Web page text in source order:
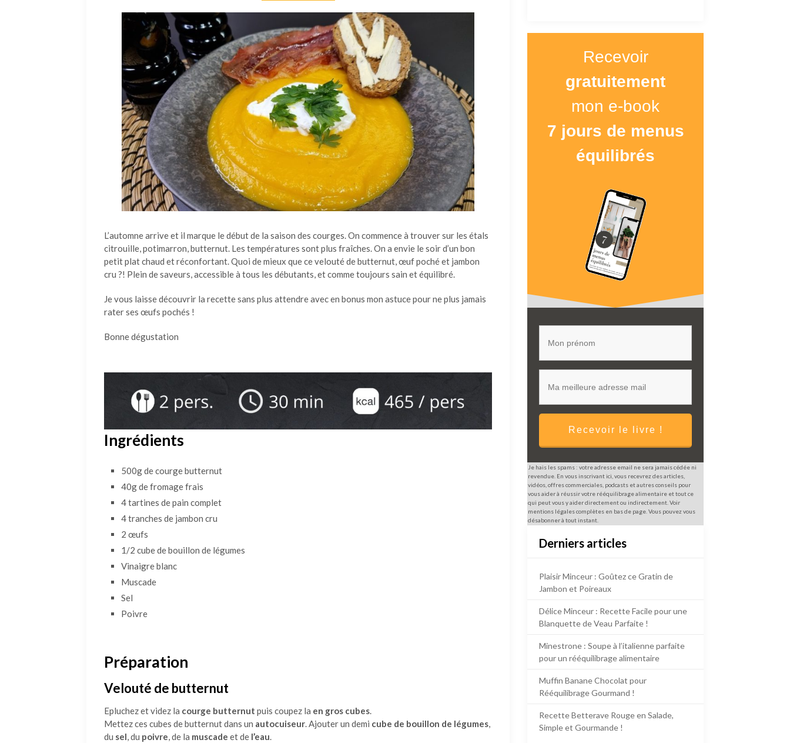
L’automne arrive et il marque le début de la saison des courges. On commence à trouver sur les étals
citrouille, potimarron, butternut. Les températures sont plus fraîches. On a envie le soir d’un bon
petit plat chaud et réconfortant. Quoi de mieux que ce velouté de butternut, œuf poché et jambon
cru ?! Plein de saveurs, accessible à tous les débutants, et comme toujours sain et équilibré.
Je vous laisse découvrir la recette sans plus attendre avec en bonus mon astuce pour ne plus jamais
rater ses œufs pochés !
Bonne dégustation
Ingrédients
500g de courge butternut
40g de fromage frais
4 tartines de pain complet
4 tranches de jambon cru
2 œufs
1/2 cube de bouillon de légumes
Vinaigre blanc
Muscade
Sel
Poivre
Préparation
Velouté de butternut
Epluchez et videz la courge butternut puis coupez la en gros cubes.
Mettez ces cubes de butternut dans un autocuiseur. Ajouter un demi cube de bouillon de légumes,
du sel, du poivre, de la muscade et de l’eau.
Recevoir
gratuitement
mon e-book
7 jours de menus
équilibrés
Recevoir le livre !
Je hais les spams : votre adresse email ne sera jamais cédée ni
revendue. En vous inscrivant ici, vous recevrez des articles,
vidéos, offres commerciales, podcasts et autres conseils pour
vous aider à réussir votre rééquilibrage alimentaire et tout ce
qui peut vous y aider directement ou indirectement. Voir
mentions légales complètes en bas de page. Vous pouvez vous
désabonner à tout instant.
Derniers articles
Plaisir Minceur : Goûtez ce Gratin de
Jambon et Poireaux
Délice Minceur : Recette Facile pour une
Blanquette de Veau Parfaite !
Minestrone : Soupe à l’italienne parfaite
pour un rééquilibrage alimentaire
Muffin Banane Chocolat pour
Rééquilibrage Gourmand !
Recette Betterave Rouge en Salade,
Simple et Gourmande !